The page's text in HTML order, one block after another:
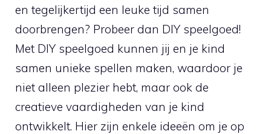
en tegelijkertijd een leuke tijd samen
doorbrengen? Probeer dan DIY ⁤speelgoed!⁤
Met‌ DIY speelgoed kunnen⁣ jij en⁢ je kind
samen unieke‍ spellen maken,⁤ waardoor⁢ je
niet alleen plezier hebt, maar ook de
creatieve vaardigheden van‌ je kind
ontwikkelt. Hier zijn ⁤enkele ideeën om‌ je op